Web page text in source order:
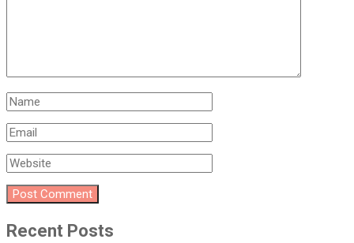
Recent Posts